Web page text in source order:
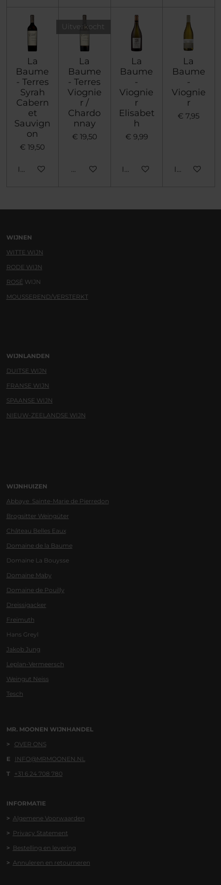
La
Baume
- Terres
Syrah
Cabern
et
Sauvign
on
€ 19,50
In winkelwagen
Uitverkocht
La
Baume
- Terres
Viognie
r /
Chardo
nnay
€ 19,50
Houd mij op de hoogte
La
Baume
-
Viognie
r
Elisabet
h
€ 9,99
In winkelwagen
La
Baume
-
Viognie
r
€ 7,95
In
WIJNEN
WITTE WIJN
RODE WIJN
ROSÉ WIJN
MOUSSEREND/VERSTERKT
WIJNLANDEN
DUITSE WIJN
FRANSE WIJN
SPAANSE WIJN
NIEUW-ZEELANDSE WIJN
WIJNHUIZEN
Abbaye Sainte-Marie de Pierredon
Brogsitter Weingüter
Château Belles Eaux
Domaine de la Baume
Domaine La Bouysse
Domaine Maby
Domaine de Pouilly
Dreissigacker
Freimuth
Hans Greyl
Jakob Jung
Leplan-Vermeersch
Weingut Neiss
Tesch
MR. MOONEN WIJNHANDEL
>
OVER ONS
E
INFO@MRMOONEN.NL
T
+31 6 24 708 780
INFORMATIE
> AlgemeneVoorwaarden
> Privacy Statement
> Bestelling en levering
> Annuleren en retourneren